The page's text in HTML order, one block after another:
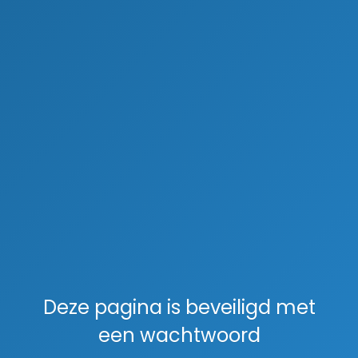
Deze pagina is beveiligd met
een wachtwoord